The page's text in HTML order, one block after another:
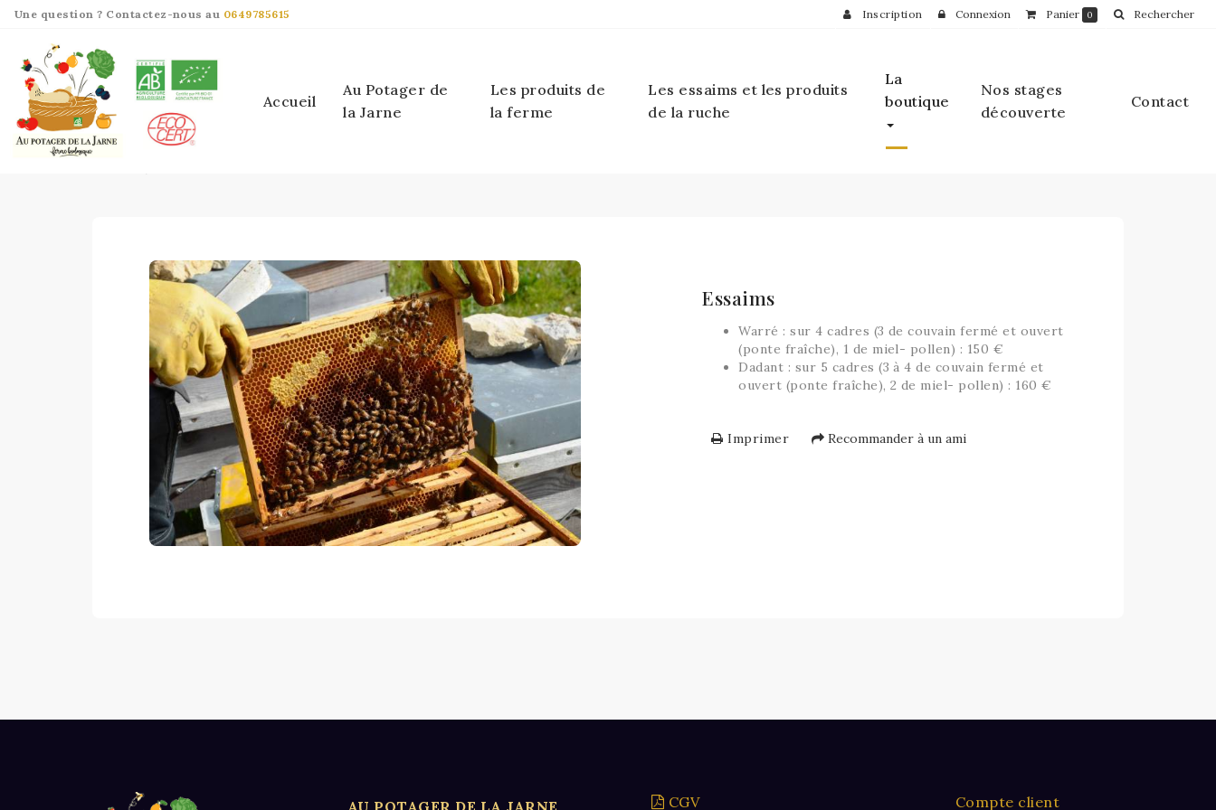
Accueil
Au Potager de
la Jarne
Les produits de
la ferme
Les essaims et les produits
de la ruche
La
boutique
Nos stages
découverte
Contact
Essaims
Warré : sur 4 cadres (3 de couvain fermé et ouvert
(ponte fraîche), 1 de miel- pollen) : 150 €
Dadant : sur 5 cadres (3 à 4 de couvain fermé et
ouvert (ponte fraîche), 2 de miel- pollen) : 160 €
Imprimer Recommander à un ami
Une question ? Contactez-nous au 0649785615 Inscription Connexion Panier 0 Rechercher
AU POTAGER DE LA JARNE CGV Compte client
Panneau de gestion des cookies